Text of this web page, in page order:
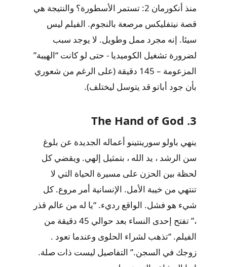
منذ أنكورمان 2: تستمر الأسطورة؟ والنتيجة هي
قصة نيتفليكس مرصعة بالنجوم. الفيلم ليس
سيئا. إنه مجرد ممل وطويل. لا يوجد سبب
لضرورة تشغيل الكوميديا ​​- حتى لو كانت “الهيبة”
المزعومة – 145 دقيقة (على الرغم من شعوري
بأن جود أباتو قد يتوسل ليختلف).
3. The Hand of God
ينهي باولو سورينتينو أعماله الجديدة عن بلوغ
سن الرشد ، يد الله ، بتمثيل إلهي. ويقضي كل
لحظة بين الحزن على مسيرة الحياة التي لا
تنتهي من خيبة الأمل. الإنسانية أمر مروع. كل
شيء هو فشل. الواقع رديء. “يا له من عالم قذر
،” تفتح إحدى النساء بعد حوالي 45 دقيقة من
الفيلم. “تذهب لشراء الحلوى وعندما تعود .
زوجك في السجن.” التفاصيل ليست ذات صلة.